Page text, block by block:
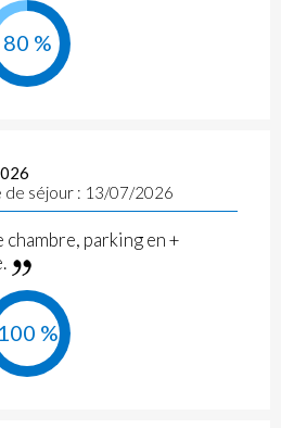
80 %
de séjour : 13/07/2026
parking en +
%